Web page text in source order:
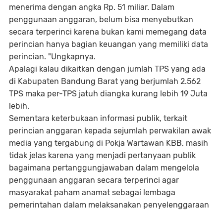
menerima dengan angka Rp. 51 miliar. Dalam
penggunaan anggaran, belum bisa menyebutkan
secara terperinci karena bukan kami memegang data
perincian hanya bagian keuangan yang memiliki data
perincian. "Ungkapnya.
Apalagi kalau dikaitkan dengan jumlah TPS yang ada
di Kabupaten Bandung Barat yang berjumlah 2.562
TPS maka per-TPS jatuh diangka kurang lebih 19 Juta
lebih.
Sementara keterbukaan informasi publik, terkait
perincian anggaran kepada sejumlah perwakilan awak
media yang tergabung di Pokja Wartawan KBB, masih
tidak jelas karena yang menjadi pertanyaan publik
bagaimana pertanggungjawaban dalam mengelola
penggunaan anggaran secara terperinci agar
masyarakat paham anamat sebagai lembaga
pemerintahan dalam melaksanakan penyelenggaraan